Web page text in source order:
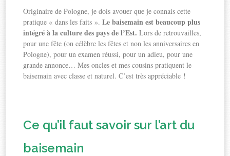
Originaire de Pologne, je dois avouer que je connais cette
pratique « dans les faits ».Le baisemain est beaucoup plus
intégré à la culture des pays de l’Est. Lors de retrouvailles,
pour une fête (on célèbre les fêtes et non les anniversaires en
Pologne), pour un examen réussi, pour un adieu, pour une
grande annonce… Mes oncles et mes cousins pratiquent le
baisemain avec classe et naturel. C’est très appréciable !
Ce qu’il faut savoir sur l’art du
baisemain